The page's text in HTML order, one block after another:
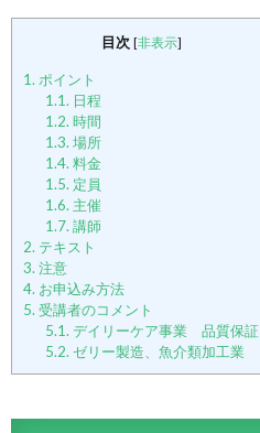
目次 [非表示]
1. ポイント
1.1. 日程
1.2. 時間
1.3. 場所
1.4. 料金
1.5. 定員
1.6. 主催
1.7. 講師
2. テキスト
3. 注意
4. お申込み方法
5. 受講者のコメント
5.1. デイリーケア事業 品質保証
5.2. ゼリー製造、魚介類加工業